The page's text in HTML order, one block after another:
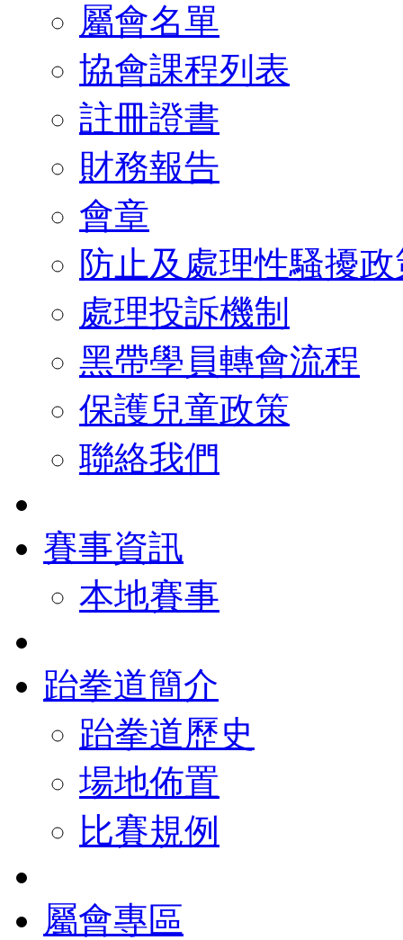
屬會名單
協會課程列表
註冊證書
財務報告
會章
防止及處理性騷擾
處理投訴機制
黑帶學員轉會流程
保護兒童政策
聯絡我們
賽事資訊
本地賽事
跆拳道簡介
跆拳道歷史
場地佈置
比賽規例
屬會專區